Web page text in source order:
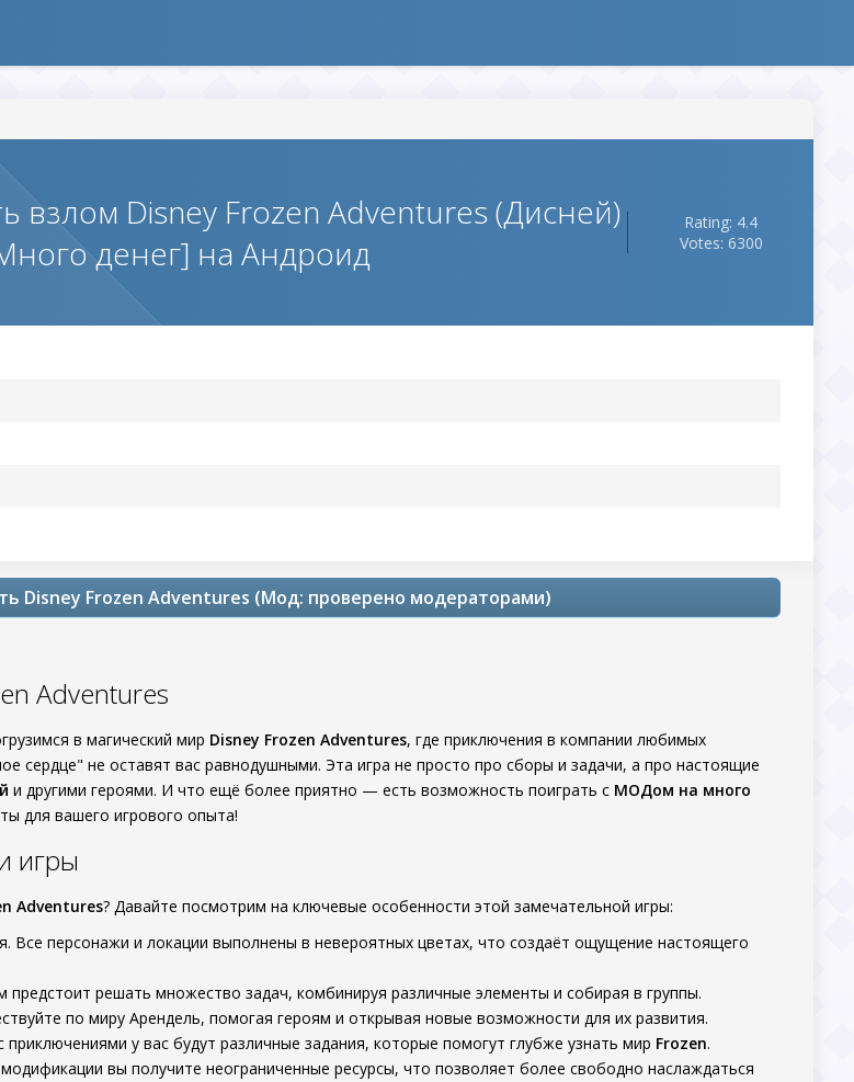
взлом Disney Frozen Adventures (Дисней)
денег] на Андроид
Rating: 4.4
Votes: 6300
Disney Frozen Adventures (Мод: проверено модераторами)
Adventures
в магический мир Disney Frozen Adventures, где приключения в компании любимых
сердце" не оставят вас равнодушными. Эта игра не просто про сборы и задачи, а про настоящие
и другими героями. И что ещё более приятно — есть возможность поиграть с МОДом на много
для вашего игрового опыта!
игры
Adventures? Давайте посмотрим на ключевые особенности этой замечательной игры:
Все персонажи и локации выполнены в невероятных цветах, что создаёт ощущение настоящего
предстоит решать множество задач, комбинируя различные элементы и собирая в группы.
по миру Арендель, помогая героям и открывая новые возможности для их развития.
приключениями у вас будут различные задания, которые помогут глубже узнать мир Frozen.
вы получите неограниченные ресурсы, что позволяет более свободно наслаждаться